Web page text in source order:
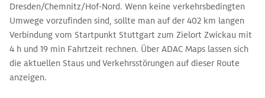
Dresden/Chemnitz/Hof-Nord. Wenn keine verkehrsbedingten
Umwege vorzufinden sind, sollte man auf der 402 km langen
Verbindung vom Startpunkt Stuttgart zum Zielort Zwickau mit
4 h und 19 min Fahrtzeit rechnen. Über ADAC Maps lassen sich
die aktuellen Staus und Verkehrsstörungen auf dieser Route
anzeigen.